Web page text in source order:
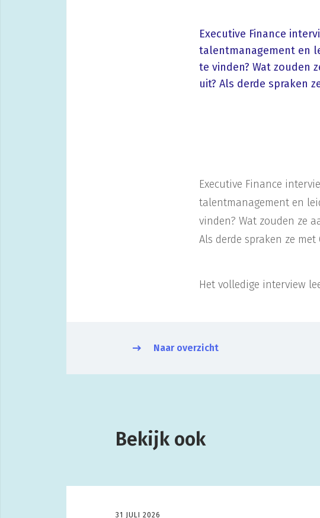
Executive Finance
talentmanagement en
te vinden? Wat zouden
uit? Als derde spraken
Executive Finance
talentmanagement en
vinden? Wat zouden ze
Als derde spraken ze met
Het volledige interview
Naar overzicht
Bekijk ook
31 JULI 2026